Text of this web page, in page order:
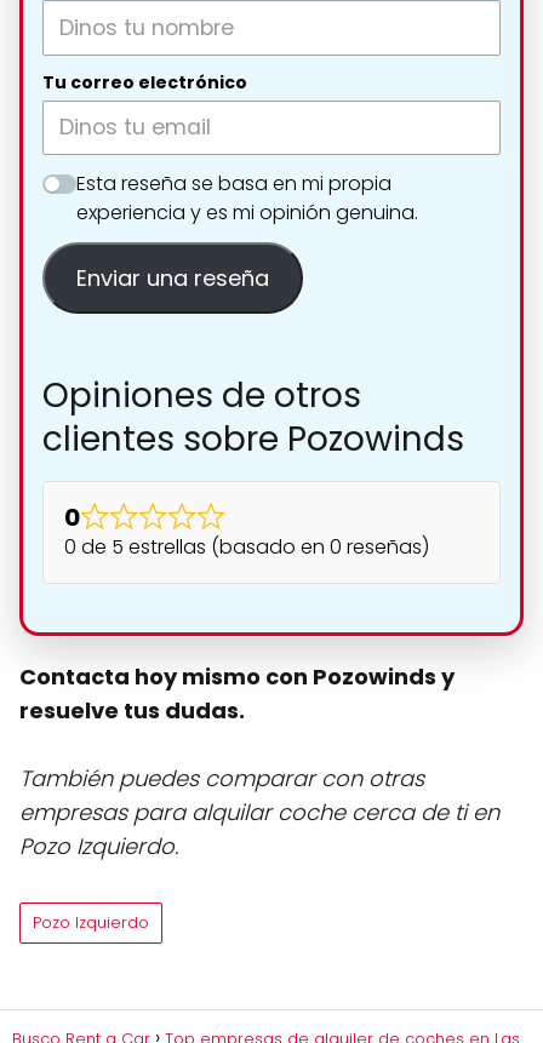
Tu correo electrónico
Esta reseña se basa en mi propia
experiencia y es mi opinión genuina.
Enviar una reseña
Opiniones de otros
clientes sobre Pozowinds
0
0 de 5 estrellas (basado en 0 reseñas)
Contacta hoy mismo con Pozowinds y
resuelve tus dudas.
También puedes comparar con otras
empresas para alquilar coche cerca de ti en
Pozo Izquierdo.
Pozo Izquierdo